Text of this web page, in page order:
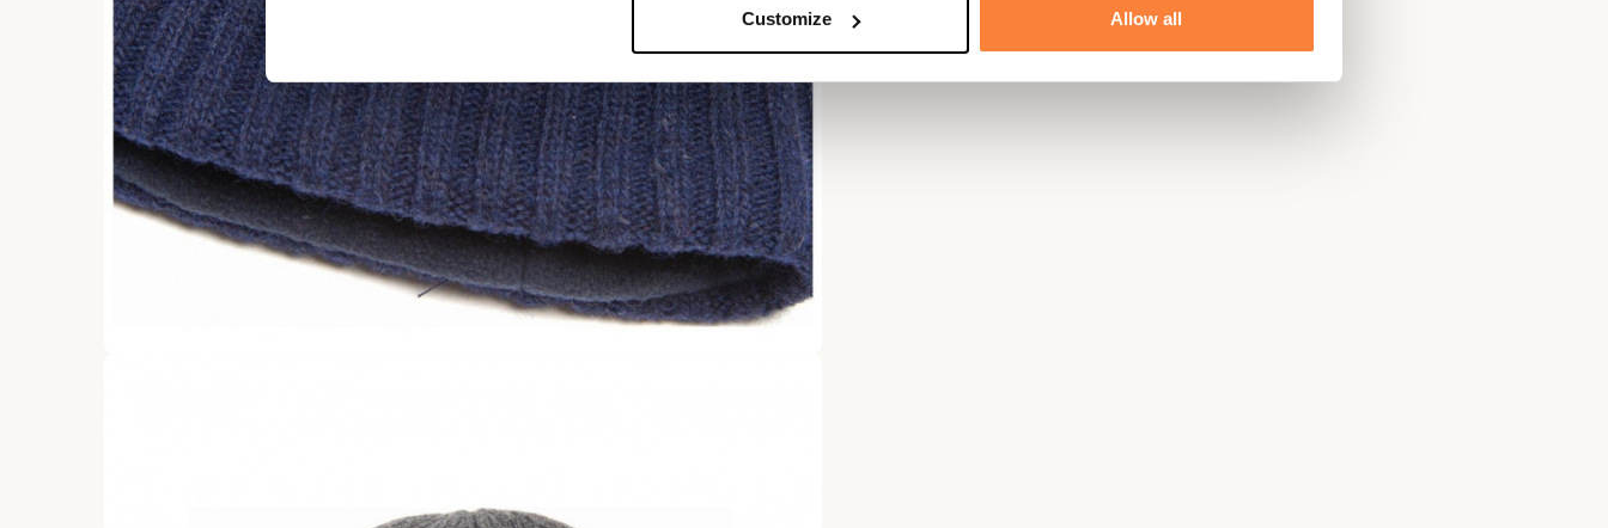
Customize Allow all